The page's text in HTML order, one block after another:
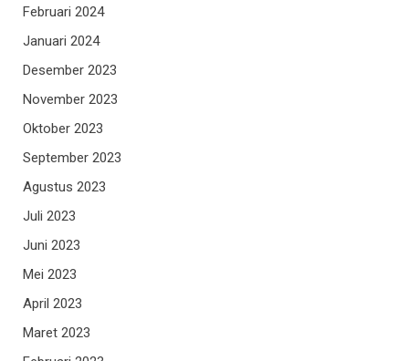
Februari 2024
Januari 2024
Desember 2023
November 2023
Oktober 2023
September 2023
Agustus 2023
Juli 2023
Juni 2023
Mei 2023
April 2023
Maret 2023